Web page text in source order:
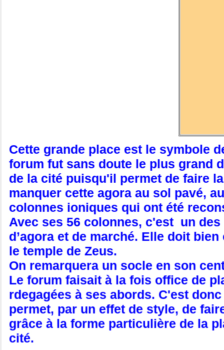
Cette grande place est le symbole
forum fut sans doute le plus grand
de la cité puisqu'il permet de faire
manquer cette agora au sol pavé,
colonnes ioniques qui ont été
Avec ses 56 colonnes, c'est un
d’agora et de marché. Elle doit
le temple de Zeus.
On remarquera un socle en son
Le forum faisait à la fois office de
rdegagées à ses abords. C'est
permet, par un effet de style, de
grâce à la forme particulière de la
cité.